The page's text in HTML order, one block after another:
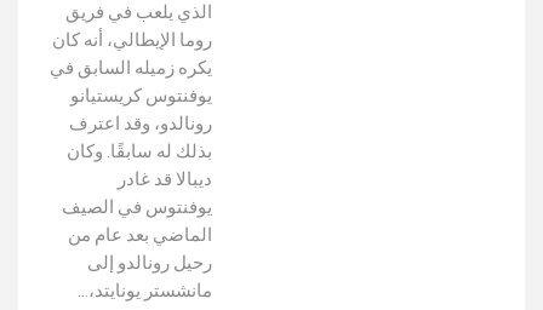
الذي يلعب في فريق
روما الإيطالي، أنه كان
يكره زميله السابق في
يوفنتوس كريستيانو
رونالدو، وقد اعترف
بذلك له سابقًا. وكان
ديبالا قد غادر
يوفنتوس في الصيف
الماضي بعد عام من
رحيل رونالدو إلى
مانشستر يونايتد،…